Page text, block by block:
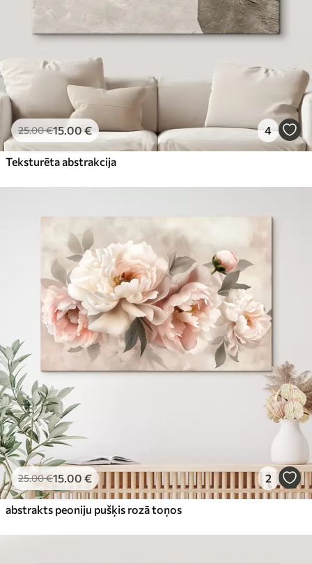
25.00€15.00€ 4
Teksturēta abstrakcija
25.00€15.00 € 2
abstrakts peoniju pušķis rozā toņos